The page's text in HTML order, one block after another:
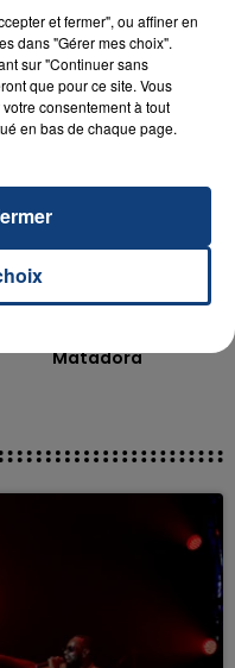
8h27
8h27
Matadora
et fermer", ou affiner en
dans "Gérer mes choix".
sur "Continuer sans
que pour ce site. Vous
consentement à tout
en bas de chaque page.